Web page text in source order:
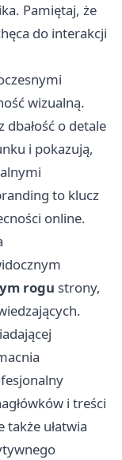
Pamiętaj, że
do interakcji
wizualną.
o detale
i pokazują,
to klucz
online.
rogu strony,
i treści
także ułatwia